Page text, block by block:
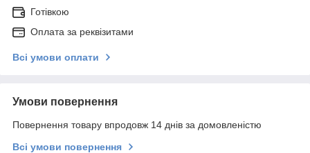
Готівкою
Оплата за реквізитами
Всі умови оплати
Умови повернення
Повернення товару впродовж 14 днів за домовленістю
Всі умови повернення